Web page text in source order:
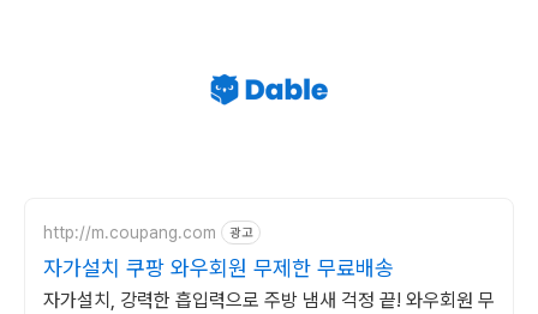
http://m.coupang.com 광고
자가설치 쿠팡 와우회원 무제한 무료배송
자가설치, 강력한 흡입력으로 주방 냄새 걱정 끝! 와우회원 무